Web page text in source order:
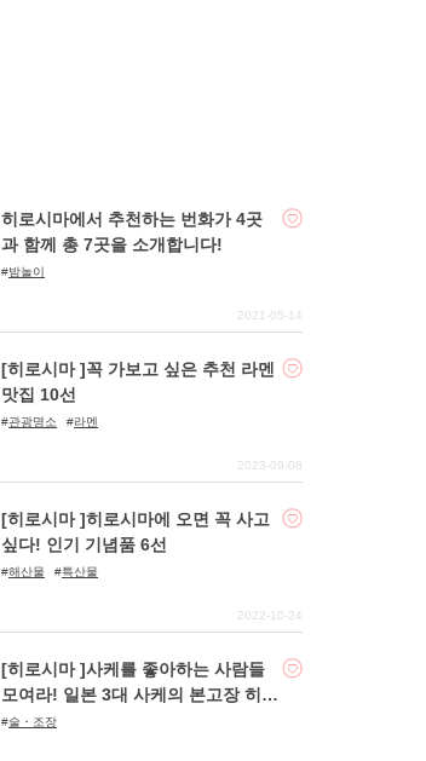
히로시마에서 추천하는 번화가 4곳
과 함께 총 7곳을 소개합니다!
밤놀이
2021-05-14
[히로시마 ]꼭 가보고 싶은 추천 라멘
맛집 10선
관광명소 라멘
2023-09-08
[히로시마 ]히로시마에 오면 꼭 사고
싶다! 인기 기념품 6선
해산물 특산물
2022-10-24
[히로시마 ]사케를 좋아하는 사람들
모여라! 일본 3대 사케의 본고장 히로
시마현이 자랑하는 토종 사케를 소개
술・조장